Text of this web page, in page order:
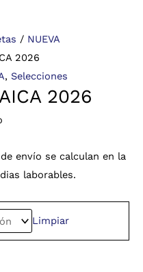
/ NUEVA
2026
, Selecciones
2026
envío se calculan en la
laborables.
Limpiar